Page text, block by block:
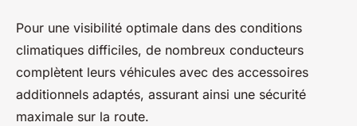
Pour une visibilité optimale dans des conditions
climatiques difficiles, de nombreux conducteurs
complètent leurs véhicules avec des accessoires
additionnels adaptés, assurant ainsi une sécurité
maximale sur la route.